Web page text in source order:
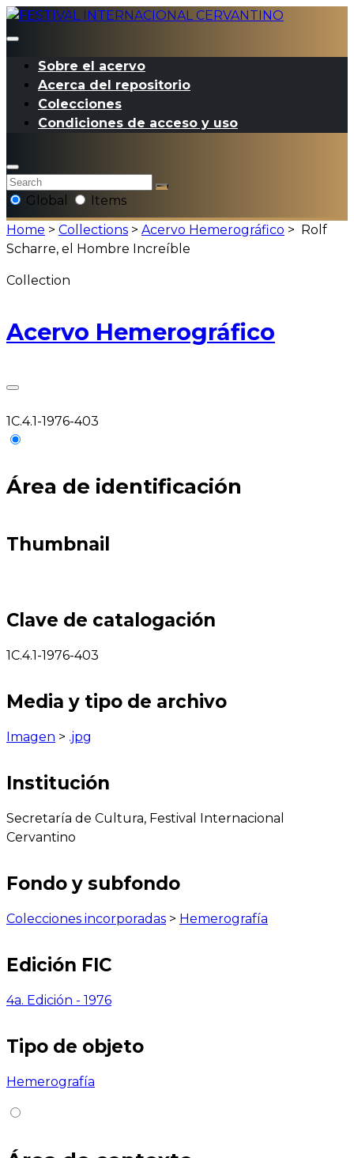
Sobre el acervo
Acerca del repositorio
Colecciones
Condiciones de acceso y uso
Global
Items
Home > Collections > Acervo Hemerográfico >
Rolf
Scharre, el Hombre Increíble
Collection
Acervo Hemerográfico
1C.4.1-1976-403
Área de identificación
Thumbnail
Clave de catalogación
1C.4.1-1976-403
Media y tipo de archivo
Imagen > .jpg
Institución
Secretaría de Cultura, Festival Internacional
Cervantino
Fondo y subfondo
Colecciones incorporadas > Hemerografía
Edición FIC
4a. Edición - 1976
Tipo de objeto
Hemerografía